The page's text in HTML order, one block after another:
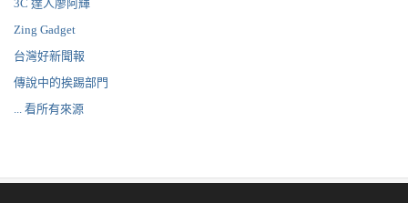
3C 達人廖阿輝
Zing Gadget
台灣好新聞報
傳說中的挨踢部門
... 看所有來源